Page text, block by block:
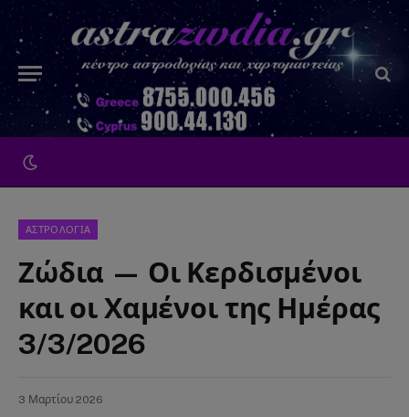
ΑΣΤΡΟΛΟΓΙΑ
Ζώδια — Οι Κερδισμένοι
και οι Χαμένοι της Ημέρας
3/3/2026
3 Μαρτίου 2026